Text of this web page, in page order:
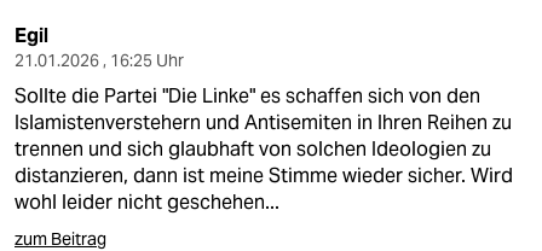
Egil
21.01.2026 , 16:25 Uhr
Sollte die Partei "Die Linke" es schaffen sich von den
Islamistenverstehern und Antisemiten in Ihren Reihen zu
trennen und sich glaubhaft von solchen Ideologien zu
distanzieren, dann ist meine Stimme wieder sicher. Wird
wohl leider nicht geschehen...
zum Beitrag